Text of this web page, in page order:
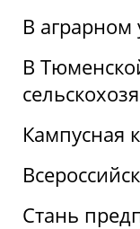
В
В
Кампусная
Стань